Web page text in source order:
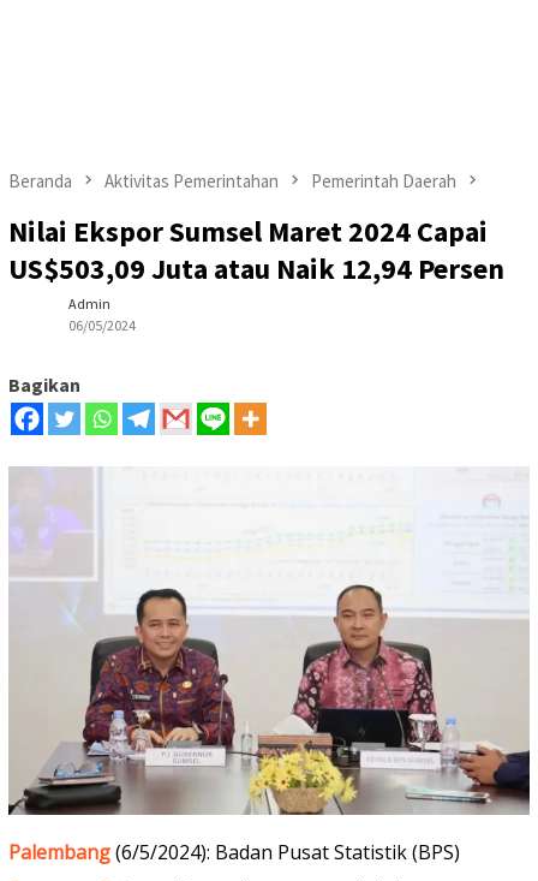
Beranda Aktivitas Pemerintahan Pemerintah Daerah
Nilai Ekspor Sumsel Maret 2024 Capai
US$503,09 Juta atau Naik 12,94 Persen
Admin
06/05/2024
Bagikan
Palembang(6/5/2024): Badan Pusat Statistik (BPS)